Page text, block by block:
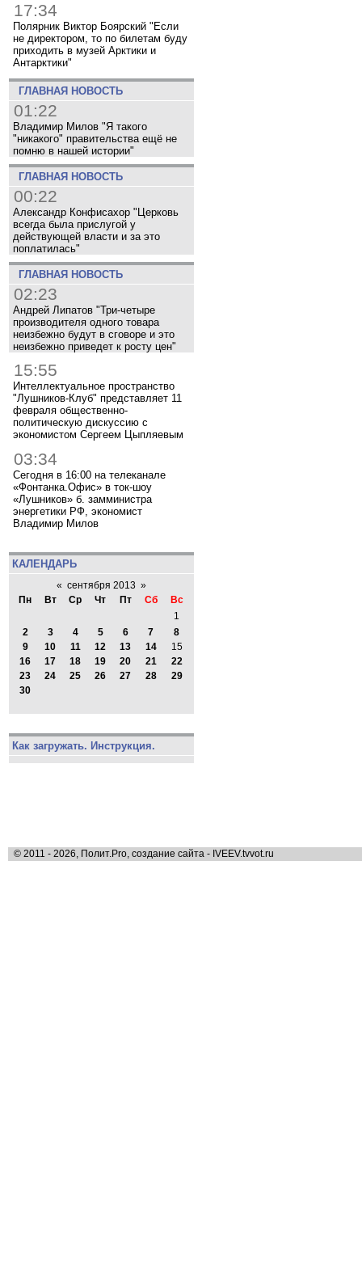
17:34
Полярник Виктор Боярский "Если
не директором, то по билетам буду
приходить в музей Арктики и
Антарктики"
ГЛАВНАЯ НОВОСТЬ
01:22
Владимир Милов "Я такого
"никакого" правительства ещё не
помню в нашей истории"
ГЛАВНАЯ НОВОСТЬ
00:22
Александр Конфисахор "Церковь
всегда была прислугой у
действующей власти и за это
поплатилась"
ГЛАВНАЯ НОВОСТЬ
02:23
Андрей Липатов "Три-четыре
производителя одного товара
неизбежно будут в сговоре и это
неизбежно приведет к росту цен"
15:55
Интеллектуальное пространство
"Лушников-Клуб" представляет 11
февраля общественно-
политическую дискуссию с
экономистом Сергеем Цыпляевым
03:34
Сегодня в 16:00 на телеканале
«Фонтанка.Офис» в ток-шоу
«Лушников» б. замминистра
энергетики РФ, экономист
Владимир Милов
КАЛЕНДАРЬ
« сентября 2013 »
Пн
Вт Ср Чт Пт Сб
Вс
1
2
3 4 5 6 7
8
9
10 11 12 13 14
15
16
17 18 19 20 21
22
23
24 25 26 27 28
29
30
Как загружать. Инструкция.
© 2011 - 2026, Полит.Pro, создание сайта - IVEEV.tvvot.ru